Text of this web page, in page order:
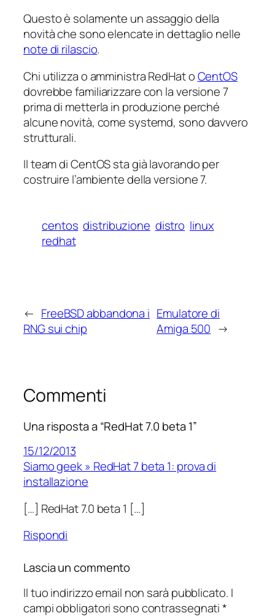
Questo è solamente un assaggio della
novità che sono elencate in dettaglio nelle
note di rilascio.
Chi utilizza o amministra RedHat oCentOS
dovrebbe familiarizzare con la versione 7
prima di metterla in produzione perché
alcune novità, come systemd, sono davvero
strutturali.
Il team di CentOS sta già lavorando per
costruire l’ambiente della versione 7.
centos distribuzione distro linux
redhat
← FreeBSD abbandona i
RNG sui chip
Emulatore di
Amiga 500 →
Commenti
Una risposta a “RedHat 7.0 beta 1”
15/12/2013
Siamo geek » RedHat 7 beta 1: prova di
installazione
[…] RedHat 7.0 beta 1 […]
Rispondi
Lascia un commento
Il tuo indirizzo email non sarà pubblicato. I
campi obbligatori sono contrassegnati*